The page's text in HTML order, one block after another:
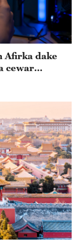
Afirka dake
cewar